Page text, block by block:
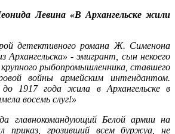
Левина «В Архангельске жили
детективного романа Ж. Сименона
Архангельска» - эмигрант, сын некоего
крупного рыбопромышленника, ставшего
войны армейским интендантом.
до 1917 года жила в Архангельске в
восемь слуг!»
главнокомандующий Белой армии на
приказ, грозивший всем буржуа, не